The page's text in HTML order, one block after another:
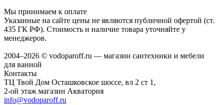
Мы принимаем к оплате
Указанные на сайте цены не являются публичной офертой (ст.
435 ГК РФ). Стоимость и наличие товара уточняйте у
менеджеров.
2004–2026 © vodoparoff.ru — магазин сантехники и мебели
для ванной
Контакты
ТЦ Твой Дом Осташковское шоссе, вл 2 ст 1,
2-ой этаж магазин Акватория
info@vodoparoff.ru